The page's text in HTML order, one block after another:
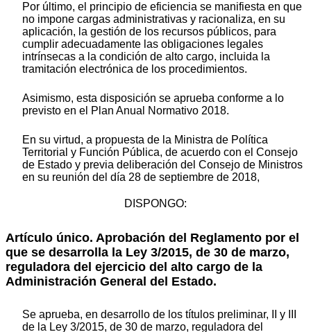
Por último, el principio de eficiencia se manifiesta en que
no impone cargas administrativas y racionaliza, en su
aplicación, la gestión de los recursos públicos, para
cumplir adecuadamente las obligaciones legales
intrínsecas a la condición de alto cargo, incluida la
tramitación electrónica de los procedimientos.
Asimismo, esta disposición se aprueba conforme a lo
previsto en el Plan Anual Normativo 2018.
En su virtud, a propuesta de la Ministra de Política
Territorial y Función Pública, de acuerdo con el Consejo
de Estado y previa deliberación del Consejo de Ministros
en su reunión del día 28 de septiembre de 2018,
DISPONGO:
Artículo único. Aprobación del Reglamento por el
que se desarrolla la Ley 3/2015, de 30 de marzo,
reguladora del ejercicio del alto cargo de la
Administración General del Estado.
Se aprueba, en desarrollo de los títulos preliminar, II y III
de la Ley 3/2015, de 30 de marzo, reguladora del